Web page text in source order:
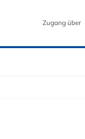
Zugang über